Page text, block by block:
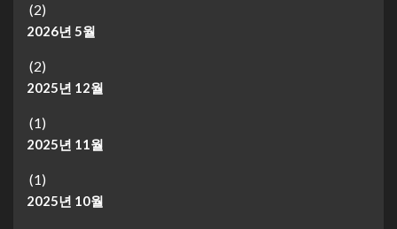
(2)
2026년 5월
(2)
2025년 12월
(1)
2025년 11월
(1)
2025년 10월